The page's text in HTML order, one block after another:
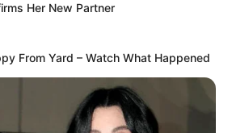
Her New Partner
From Yard – Watch What Happened